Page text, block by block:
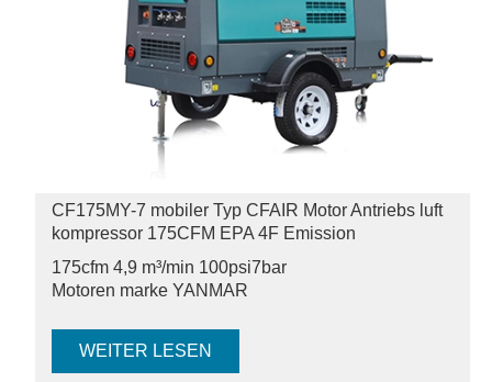
CF175MY-7 mobiler Typ CFAIR Motor Antriebs luft
kompressor 175CFM EPA 4F Emission
175cfm 4,9 m³/min 100psi7bar
Motoren marke YANMAR
WEITER LESEN